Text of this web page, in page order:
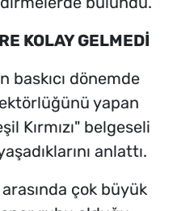
KOLAY GELMEDİ
baskıcı dönemde
yapan
Kırmızı" belgeseli
anlattı.
çok büyük